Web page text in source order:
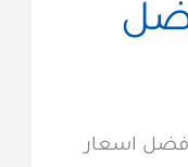
افضل
اسعار